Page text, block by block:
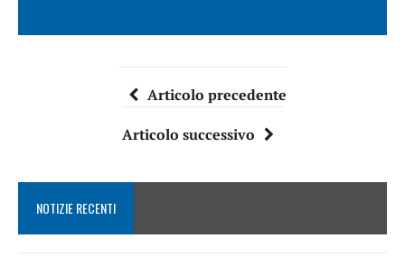
Articolo precedente
Articolo successivo
NOTIZIE RECENTI